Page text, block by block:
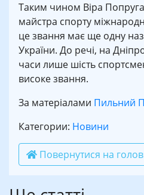
Таким чином Віра
майстра спорту
це звання має ще одну
України. До речі, на
часи лише шість
високе звання.
За матеріалами Пильний
Категории: Новини
Повернутися на